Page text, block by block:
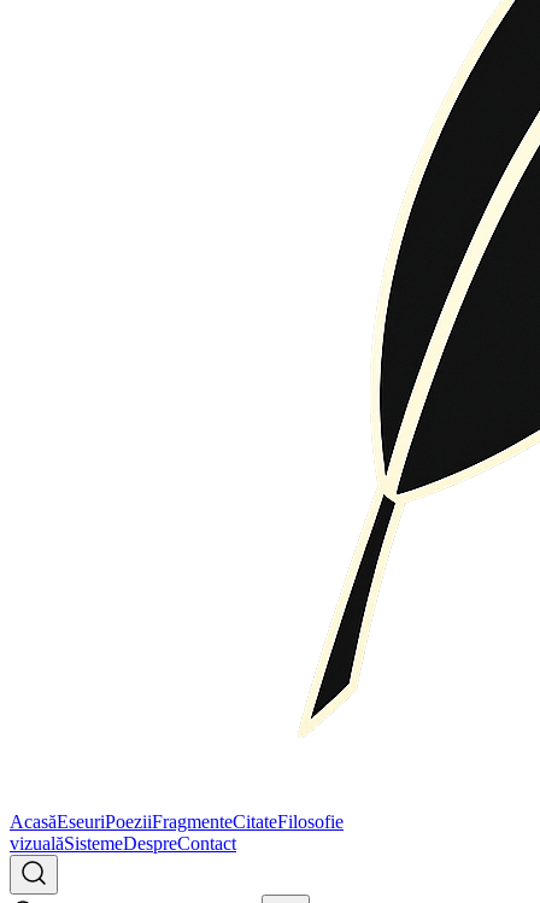
AcasăEseuriPoeziiFragmenteCitateFilosofie
vizualăSistemeDespreContact